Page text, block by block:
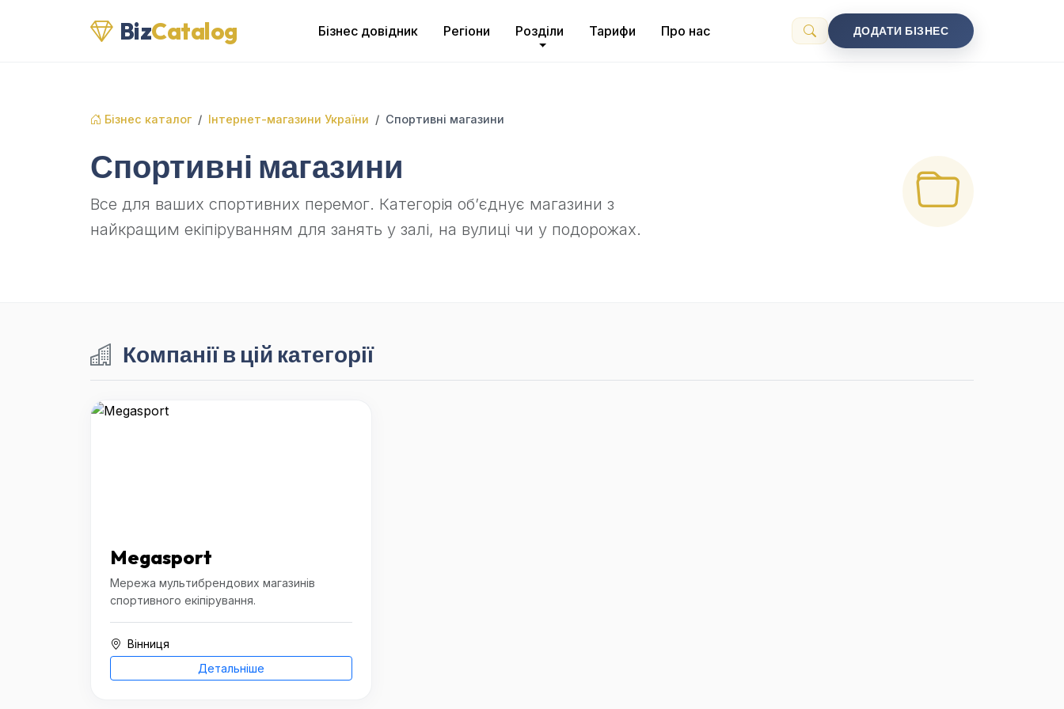
BizCatalog Бізнес довідник Регіони Розділи Тарифи Про нас ДОДАТИ БІЗНЕС
Бізнес каталог Інтернет-магазини України Спортивні магазини
Спортивні магазини
Все для ваших спортивних перемог. Категорія об’єднує магазини з
найкращим екіпіруванням для занять у залі, на вулиці чи у подорожах.
Компанії в цій категорії
Megasport
Мережа мультибрендових магазинів
спортивного екіпірування.
Вінниця
Детальніше